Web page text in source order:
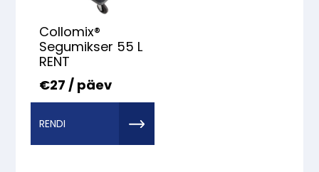
Collomix®
Segumikser 55 L
RENT
€27 / päev
RENDI